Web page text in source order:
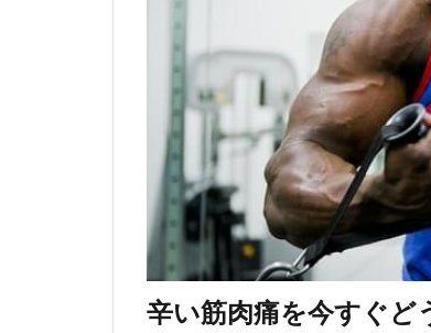
辛い筋肉痛を今すぐど